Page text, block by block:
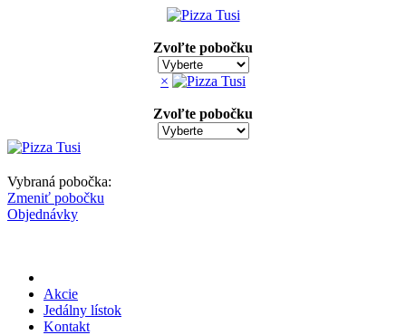
Zvoľte pobočku
×
Zvoľte pobočku
Vybraná pobočka:
Zmeniť pobočku
Objednávky
Akcie
Jedálny lístok
Kontakt